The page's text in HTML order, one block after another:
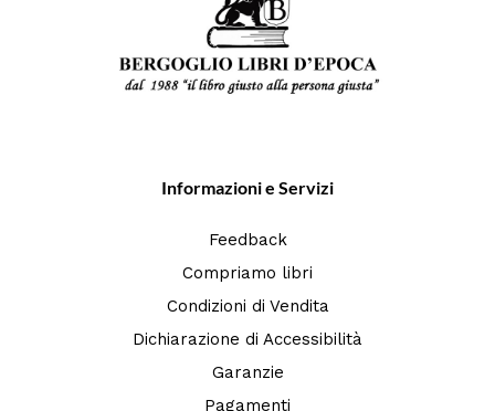
Informazioni e Servizi
Feedback
Compriamo libri
Condizioni di Vendita
Dichiarazione di Accessibilità
Garanzie
Pagamenti